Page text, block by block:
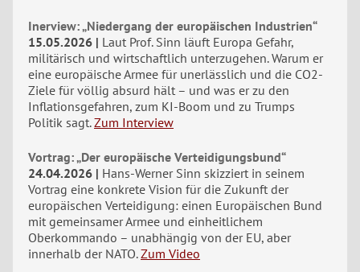
Inerview: „Niedergang der europäischen Industrien“
15.05.2026
Laut Prof. Sinn läuft Europa Gefahr,
militärisch und wirtschaftlich unterzugehen. Warum er
eine europäische Armee für unerlässlich und die CO2-
Ziele für völlig absurd hält – und was er zu den
Inflationsgefahren, zum KI-Boom und zu Trumps
Politik sagt. Zum Interview
Vortrag: „Der europäische Verteidigungsbund“
24.04.2026
Hans-Werner Sinn skizziert in seinem
Vortrag eine konkrete Vision für die Zukunft der
europäischen Verteidigung: einen Europäischen Bund
mit gemeinsamer Armee und einheitlichem
Oberkommando – unabhängig von der EU, aber
innerhalb der NATO. Zum Video